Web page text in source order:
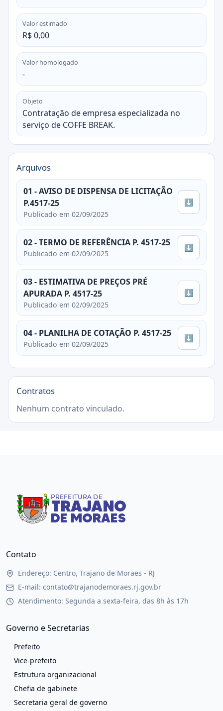
Valor estimado
R$ 0,00
Valor homologado
-
Objeto
Contratação de empresa especializada no
serviço de COFFE BREAK.
Arquivos
01 - AVISO DE DISPENSA DE LICITAÇÃO
P.4517-25
Publicado em 02/09/2025
⬇
02 - TERMO DE REFERÊNCIA P. 4517-25
Publicado em 02/09/2025
⬇
03 - ESTIMATIVA DE PREÇOS PRÉ
APURADA P. 4517-25
Publicado em 02/09/2025
⬇
04 - PLANILHA DE COTAÇÃO P. 4517-25
Publicado em 02/09/2025
⬇
Contratos
Nenhum contrato vinculado.
Contato
Endereço: Centro, Trajano de Moraes - RJ
E-mail: contato@trajanodemoraes.rj.gov.br
Atendimento: Segunda a sexta-feira, das 8h às 17h
Governo e Secretarias
Prefeito
Vice-prefeito
Estrutura organizacional
Chefia de gabinete
Secretaria geral de governo